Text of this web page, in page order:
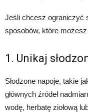
Jeśli chcesz ograniczyć
sposobów, które
1. Unikaj
Słodzone napoje, takie
głównych źródeł
wodę, herbatę ziołową